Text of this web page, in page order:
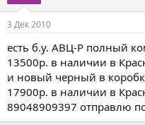
3 Дек 2010
есть б.у. АВЦ-Р полный
13500р. в наличии в
и новый черный в
17900р. в наличии в
89048909397 отправлю